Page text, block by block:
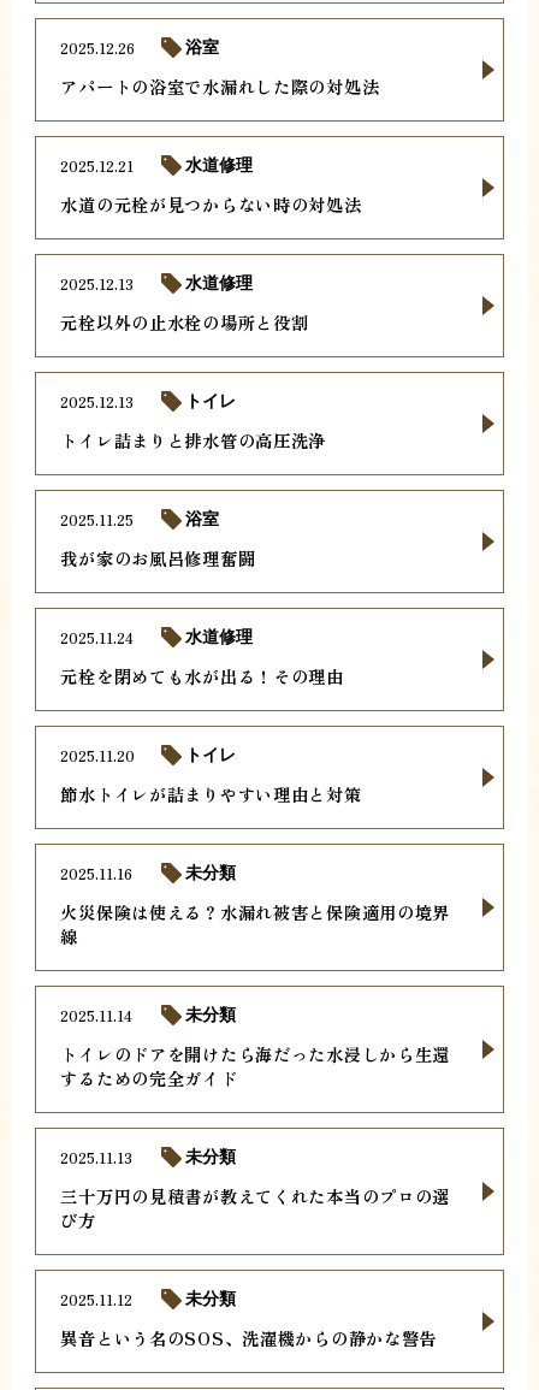
アパートの浴室で水漏れした際の対処法
2025.12.26 浴室
水道の元栓が見つからない時の対処法
2025.12.21 水道修理
元栓以外の止水栓の場所と役割
2025.12.13 水道修理
トイレ詰まりと排水管の高圧洗浄
2025.12.13 トイレ
我が家のお風呂修理奮闘
2025.11.25 浴室
元栓を閉めても水が出る！その理由
2025.11.24 水道修理
節水トイレが詰まりやすい理由と対策
2025.11.20 トイレ
火災保険は使える？水漏れ被害と保険適用の境界
線
2025.11.16 未分類
トイレのドアを開けたら海だった水浸しから生還
するための完全ガイド
2025.11.14 未分類
三十万円の見積書が教えてくれた本当のプロの選
び方
2025.11.13 未分類
異音という名のSOS、洗濯機からの静かな警告
2025.11.12 未分類